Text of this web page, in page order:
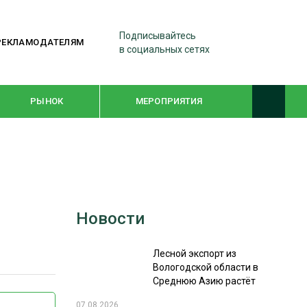
Подписывайтесь
в социальных сетях
РЫНОК МЕРОПРИЯТИЯ
WOODEX-2021
СУШКА ДРЕВЕСИНЫ
Новости
Лесной экспорт из
Вологодской области в
Среднюю Азию растёт
07.08.2026